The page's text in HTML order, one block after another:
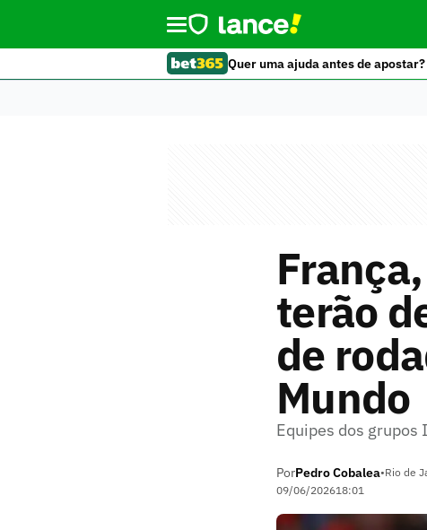
Quer uma ajuda antes de apostar?
terão
de
Mundo
Equipes dos grupos
PorPedro Cobalea•Rio de
09/06/202618:01